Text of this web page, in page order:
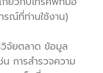
รณ์ที่ท่านใช้งาน)
ยตลาด ข้อมูล
การสำรวจความ